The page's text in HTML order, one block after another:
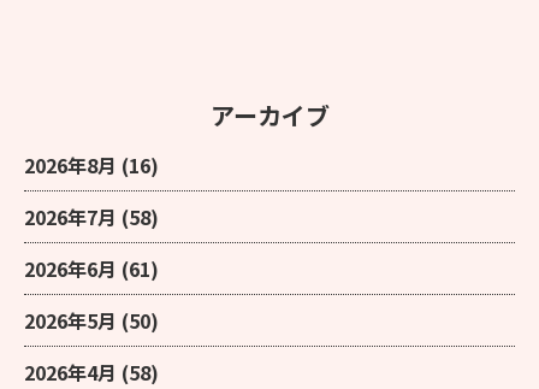
アーカイブ
2026年8月 (16)
2026年7月 (58)
2026年6月 (61)
2026年5月 (50)
2026年4月 (58)